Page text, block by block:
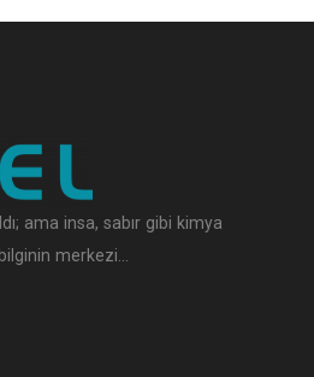
ama insa, sabır gibi kimya
merkezi…